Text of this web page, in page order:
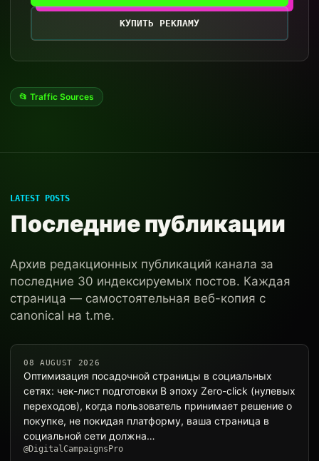
КУПИТЬ РЕКЛАМУ
📂 Traffic Sources
LATEST POSTS
Последние публикации
Архив редакционных публикаций канала за
последние 30 индексируемых постов. Каждая
страница — самостоятельная веб-копия с
canonical на t.me.
08 AUGUST 2026
Оптимизация посадочной страницы в социальных
сетях: чек-лист подготовки В эпоху Zero-click (нулевых
переходов), когда пользователь принимает решение о
покупке, не покидая платформу, ваша страница в
социальной сети должна…
@DigitalCampaignsPro